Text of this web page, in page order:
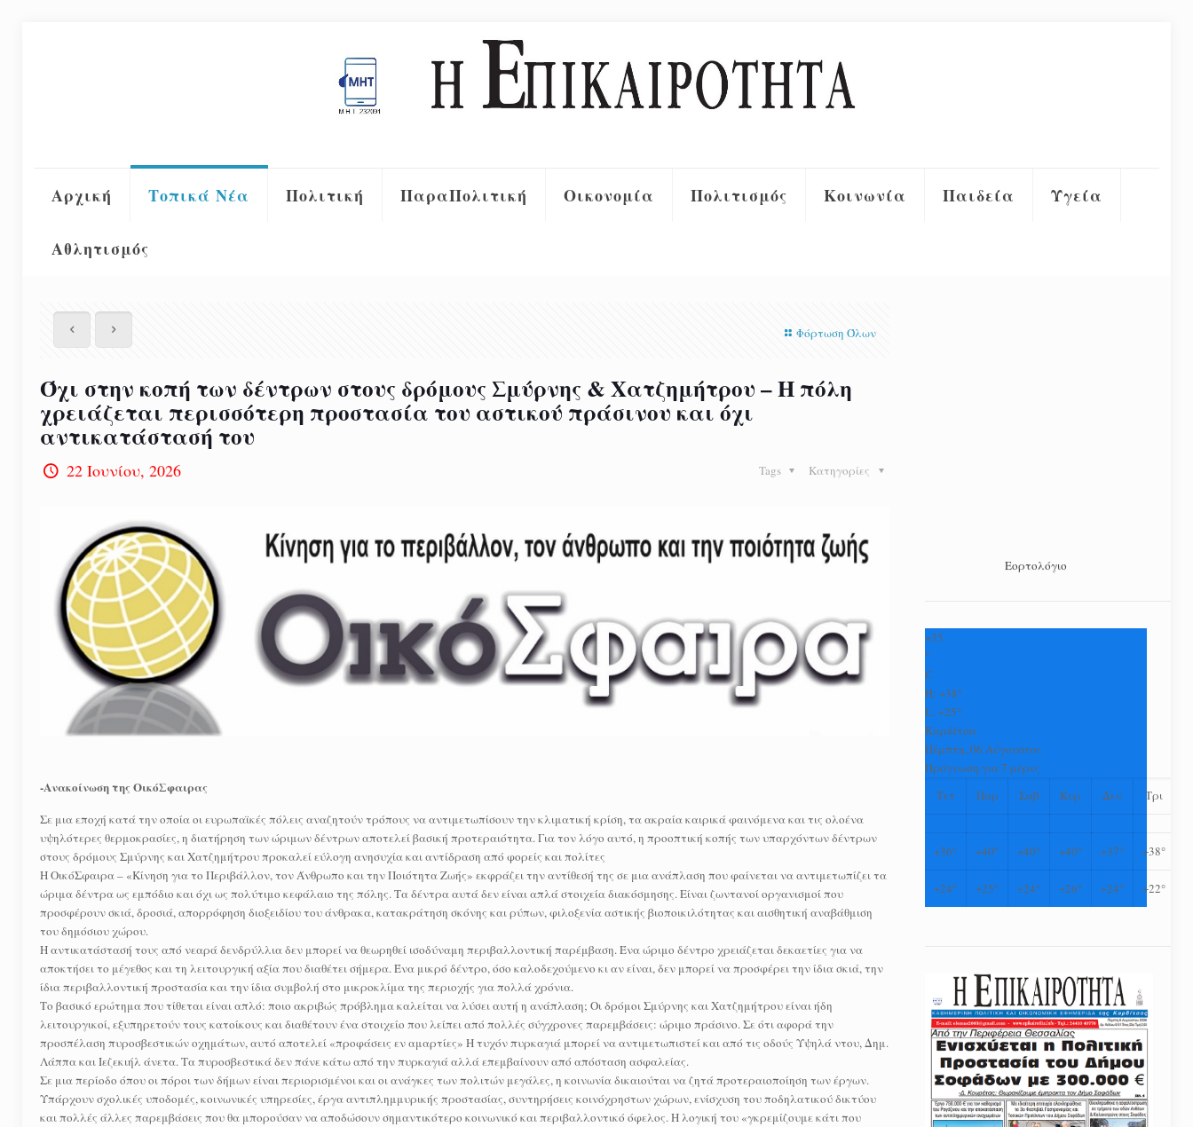
Αρχική Τοπικά Νέα Πολιτική ΠαραΠολιτική Οικονομία Πολιτισμός Κοινωνία Παιδεία Υγεία
Αθλητισμός
Φόρτωση Όλων
Όχι στην κοπή των δέντρων στους δρόμους Σμύρνης & Χατζημήτρου – Η πόλη
χρειάζεται περισσότερη προστασία του αστικού πράσινου και όχι
αντικατάστασή του
22 Ιουνίου, 2026 Κατηγορίες
Tags
-Ανακοίνωση της ΟικόΣφαιρας
Σε μια εποχή κατά την οποία οι ευρωπαϊκές πόλεις αναζητούν τρόπους να αντιμετωπίσουν την κλιματική κρίση, τα ακραία καιρικά φαινόμενα και τις ολοένα
υψηλότερες θερμοκρασίες, η διατήρηση των ώριμων δέντρων αποτελεί βασική προτεραιότητα. Για τον λόγο αυτό, η προοπτική κοπής των υπαρχόντων δέντρων
στους δρόμους Σμύρνης και Χατζημήτρου προκαλεί εύλογη ανησυχία και αντίδραση από φορείς και πολίτες
Η ΟικόΣφαιρα – «Κίνηση για το Περιβάλλον, τον Άνθρωπο και την Ποιότητα Ζωής» εκφράζει την αντίθεσή της σε μια ανάπλαση που φαίνεται να αντιμετωπίζει τα
ώριμα δέντρα ως εμπόδιο και όχι ως πολύτιμο κεφάλαιο της πόλης. Τα δέντρα αυτά δεν είναι απλά στοιχεία διακόσμησης. Είναι ζωντανοί οργανισμοί που
προσφέρουν σκιά, δροσιά, απορρόφηση διοξειδίου του άνθρακα, κατακράτηση σκόνης και ρύπων, φιλοξενία αστικής βιοποικιλότητας και αισθητική αναβάθμιση
του δημόσιου χώρου.
Η αντικατάστασή τους από νεαρά δενδρύλλια δεν μπορεί να θεωρηθεί ισοδύναμη περιβαλλοντική παρέμβαση. Ένα ώριμο δέντρο χρειάζεται δεκαετίες για να
αποκτήσει το μέγεθος και τη λειτουργική αξία που διαθέτει σήμερα. Ένα μικρό δέντρο, όσο καλοδεχούμενο κι αν είναι, δεν μπορεί να προσφέρει την ίδια σκιά, την
ίδια περιβαλλοντική προστασία και την ίδια συμβολή στο μικροκλίμα της περιοχής για πολλά χρόνια.
Το βασικό ερώτημα που τίθεται είναι απλό: ποιο ακριβώς πρόβλημα καλείται να λύσει αυτή η ανάπλαση; Οι δρόμοι Σμύρνης και Χατζημήτρου είναι ήδη
λειτουργικοί, εξυπηρετούν τους κατοίκους και διαθέτουν ένα στοιχείο που λείπει από πολλές σύγχρονες παρεμβάσεις: ώριμο πράσινο. Σε ότι αφορά την
προσπέλαση πυροσβεστικών οχημάτων, αυτό αποτελεί «προφάσεις εν αμαρτίες» Η τυχόν πυρκαγιά μπορεί να αντιμετωπιστεί και από τις οδούς Υψηλά ντου, Δημ.
Λάππα και Ιεζεκιήλ άνετα. Τα πυροσβεστικά δεν πάνε κάτω από την πυρκαγιά αλλά επεμβαίνουν από απόσταση ασφαλείας.
Σε μια περίοδο όπου οι πόροι των δήμων είναι περιορισμένοι και οι ανάγκες των πολιτών μεγάλες, η κοινωνία δικαιούται να ζητά προτεραιοποίηση των έργων.
Υπάρχουν σχολικές υποδομές, κοινωνικές υπηρεσίες, έργα αντιπλημμυρικής προστασίας, συντηρήσεις κοινόχρηστων χώρων, ενίσχυση του ποδηλατικού δικτύου
και πολλές άλλες παρεμβάσεις που θα μπορούσαν να αποδώσουν σημαντικότερο κοινωνικό και περιβαλλοντικό όφελος. Η λογική του «γκρεμίζουμε κάτι που
Εορτολόγιο
+35
°
C
H:+38°
L:+25°
Καρδίτσα
Πέμπτη, 06 Αύγουστος
Πρόγνωση για 7 μέρες
Τετ
Παρ Σαβ Κυρ Δευ Τρι
+36° +40° +40° +40° +37° +38°
+24° +25° +24° +26° +24° +22°